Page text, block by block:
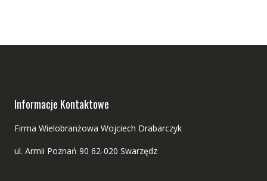
Informacje Kontaktowe
Firma Wielobranżowa Wojciech Drabarczyk
ul. Armii Poznań 90 62-020 Swarzędz